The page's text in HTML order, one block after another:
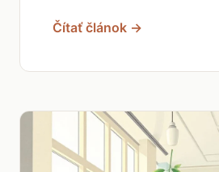
Čítať článok →